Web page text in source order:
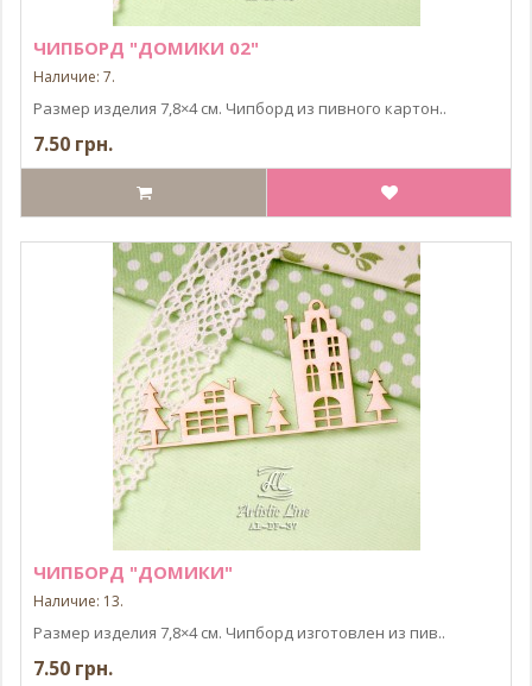
ЧИПБОРД "ДОМИКИ 02"
Наличие: 7.
Размер изделия 7,8×4 см. Чипборд из пивного картон..
7.50 грн.
ЧИПБОРД "ДОМИКИ"
Наличие: 13.
Размер изделия 7,8×4 см. Чипборд изготовлен из пив..
7.50 грн.